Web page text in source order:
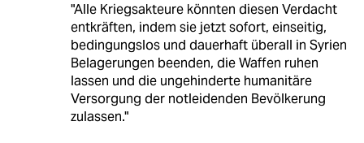
"Alle Kriegsakteure könnten diesen Verdacht
entkräften, indem sie jetzt sofort, einseitig,
bedingungslos und dauerhaft überall in Syrien
Belagerungen beenden, die Waffen ruhen
lassen und die ungehinderte humanitäre
Versorgung der notleidenden Bevölkerung
zulassen."